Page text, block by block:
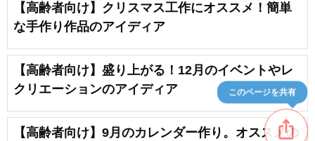
【高齢者向け】クリスマス工作にオススメ！簡単
な手作り作品のアイディア
【高齢者向け】盛り上がる！12月のイベントやレ
クリエーションのアイディア
【高齢者向け】9月のカレンダー作り。オススメの
ios_share
このページを共有